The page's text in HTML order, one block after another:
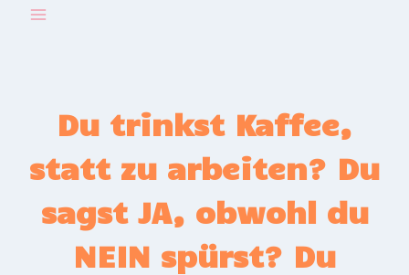
Du trinkst Kaffee,
statt zu arbeiten? Du
sagst JA, obwohl du
NEIN spürst? Du